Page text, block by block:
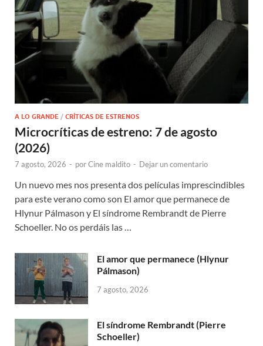
A LO GRANDE / CRÍTICAS DE ESTRENOS
Microcríticas de estreno: 7 de agosto
(2026)
7 agosto, 2026 - porCine maldito - Dejar un comentario
Un nuevo mes nos presenta dos películas imprescindibles
para este verano como son El amor que permanece de
Hlynur Pálmason y El síndrome Rembrandt de Pierre
Schoeller. No os perdáis las …
El amor que permanece (Hlynur
Pálmason)
7 agosto, 2026
El síndrome Rembrandt (Pierre
Schoeller)